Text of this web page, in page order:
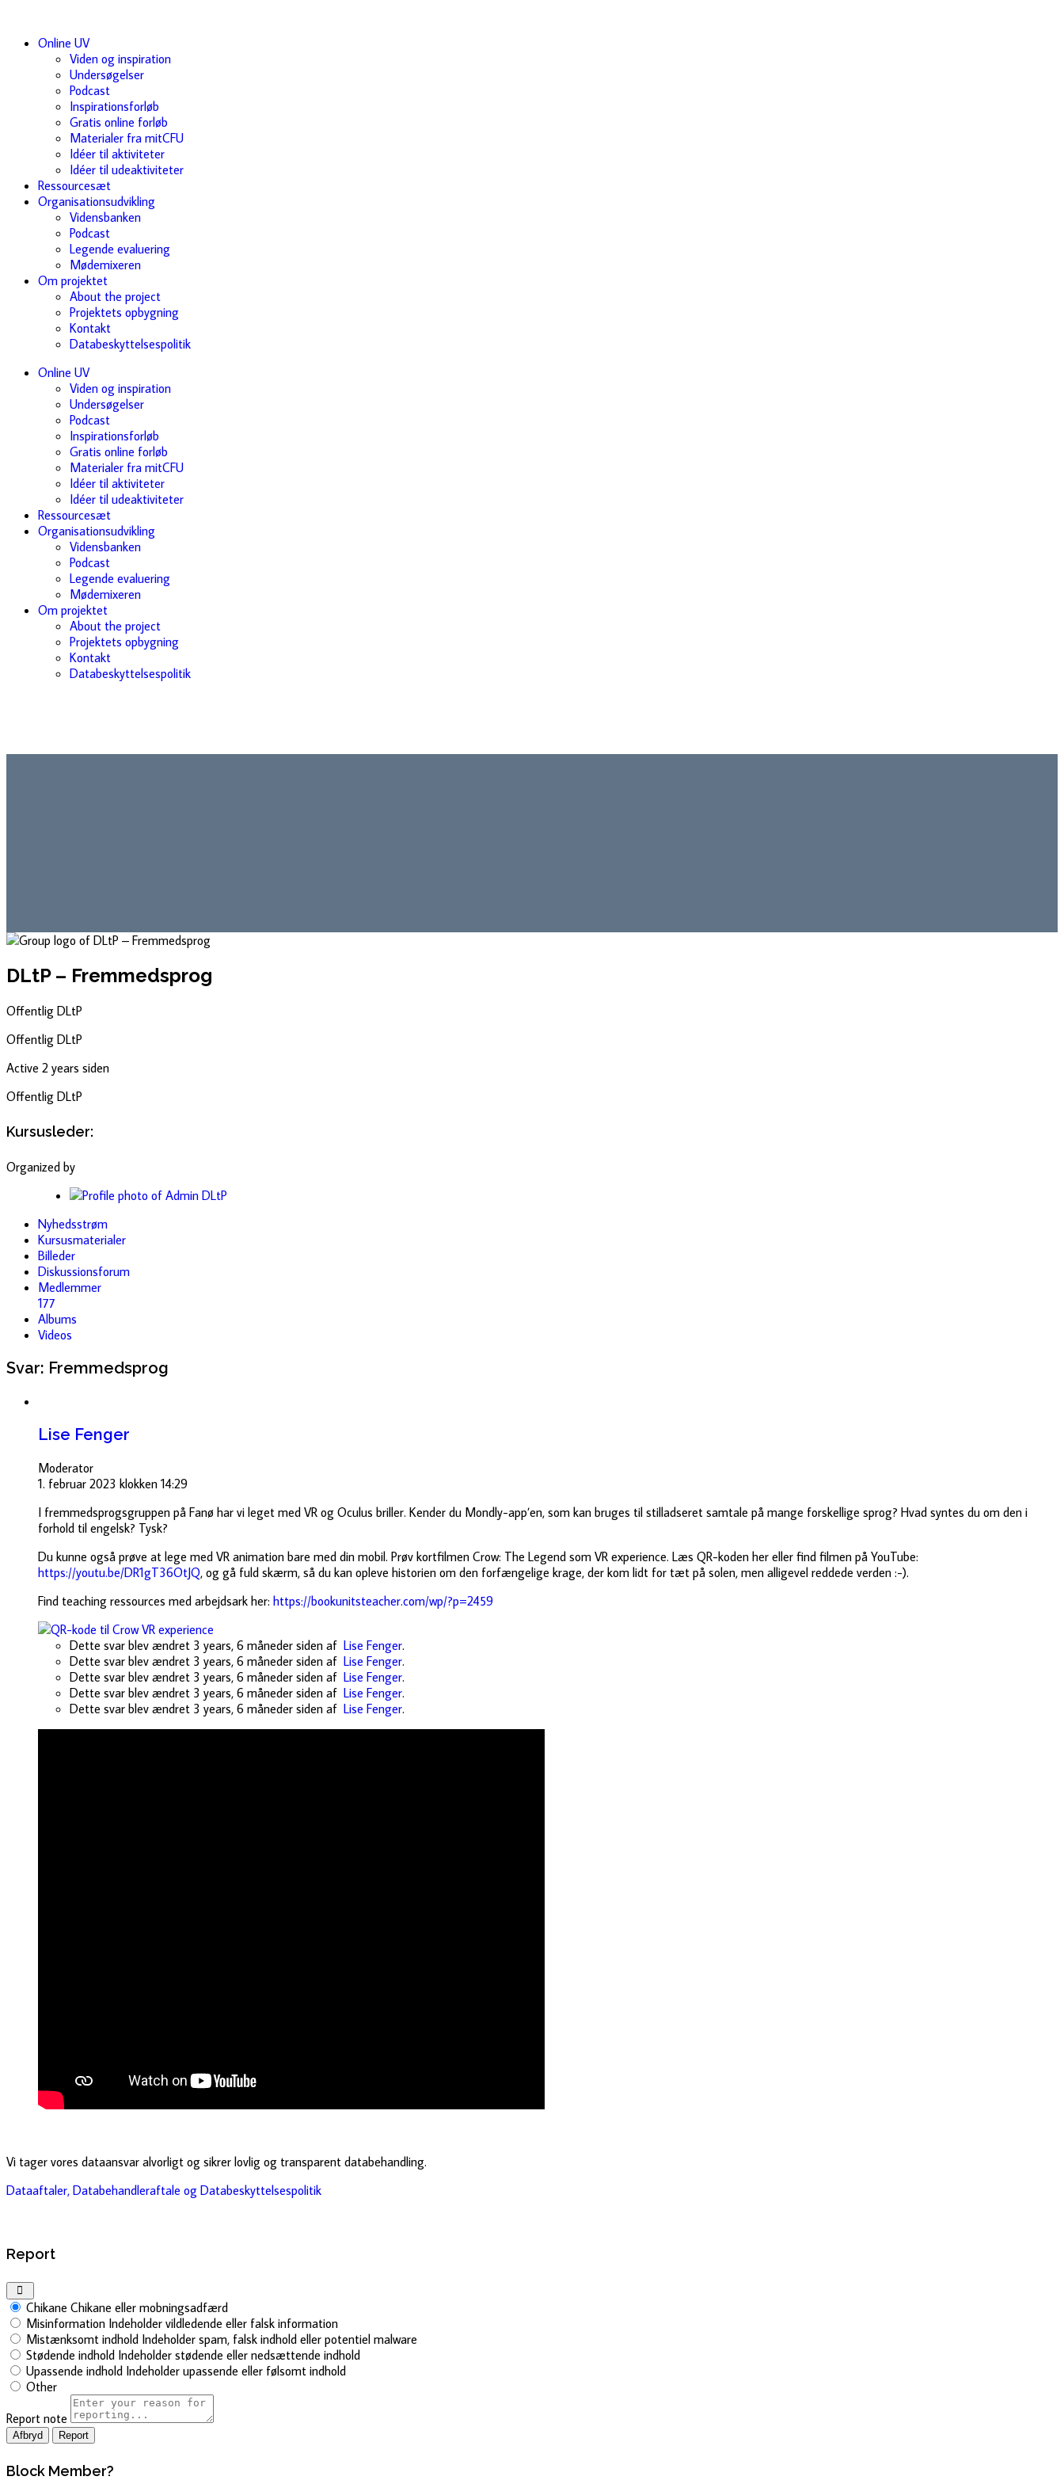
Online UV
Viden og inspiration
Undersøgelser
Podcast
Inspirationsforløb
Gratis online forløb
Materialer fra mitCFU
Idéer til aktiviteter
Idéer til udeaktiviteter
Ressourcesæt
Organisationsudvikling
Vidensbanken
Podcast
Legende evaluering
Mødemixeren
Om projektet
About the project
Projektets opbygning
Kontakt
Databeskyttelsespolitik
Online UV
Viden og inspiration
Undersøgelser
Podcast
Inspirationsforløb
Gratis online forløb
Materialer fra mitCFU
Idéer til aktiviteter
Idéer til udeaktiviteter
Ressourcesæt
Organisationsudvikling
Vidensbanken
Podcast
Legende evaluering
Mødemixeren
Om projektet
About the project
Projektets opbygning
Kontakt
Databeskyttelsespolitik
DLtP – Fremmedsprog
Offentlig DLtP
Offentlig DLtP
Active 2 years siden
Offentlig DLtP
Kursusleder:
Organized by
Nyhedsstrøm
Kursusmaterialer
Billeder
Diskussionsforum
Medlemmer
177
Albums
Videos
Svar: Fremmedsprog
Lise Fenger
Moderator
1. februar 2023 klokken 14:29
I fremmedsprogsgruppen på Fanø har vi leget med VR og Oculus briller. Kender du Mondly-app’en, som kan bruges til stilladseret samtale på mange forskellige sprog? Hvad syntes du om den i
forhold til engelsk? Tysk?
Du kunne også prøve at lege med VR animation bare med din mobil. Prøv kortfilmen Crow: The Legend som VR experience. Læs QR-koden her eller find filmen på YouTube:
https://youtu.be/DR1gT36OtJQ, og gå fuld skærm, så du kan opleve historien om den forfængelige krage, der kom lidt for tæt på solen, men alligevel reddede verden :-).
Find teaching ressources med arbejdsark her: https://bookunitsteacher.com/wp/?p=2459
Dette svar blev ændret 3 years, 6 måneder siden af Lise Fenger.
Dette svar blev ændret 3 years, 6 måneder siden af Lise Fenger.
Dette svar blev ændret 3 years, 6 måneder siden af Lise Fenger.
Dette svar blev ændret 3 years, 6 måneder siden af Lise Fenger.
Dette svar blev ændret 3 years, 6 måneder siden af Lise Fenger.
Vi tager vores dataansvar alvorligt og sikrer lovlig og transparent databehandling.
Dataaftaler, Databehandleraftale og Databeskyttelsespolitik
Report
Chikane Chikane eller mobningsadfærd
Misinformation Indeholder vildledende eller falsk information
Mistænksomt indhold Indeholder spam, falsk indhold eller potentiel malware
Stødende indhold Indeholder stødende eller nedsættende indhold
Upassende indhold Indeholder upassende eller følsomt indhold
Other
Report note
Report
Block Member?